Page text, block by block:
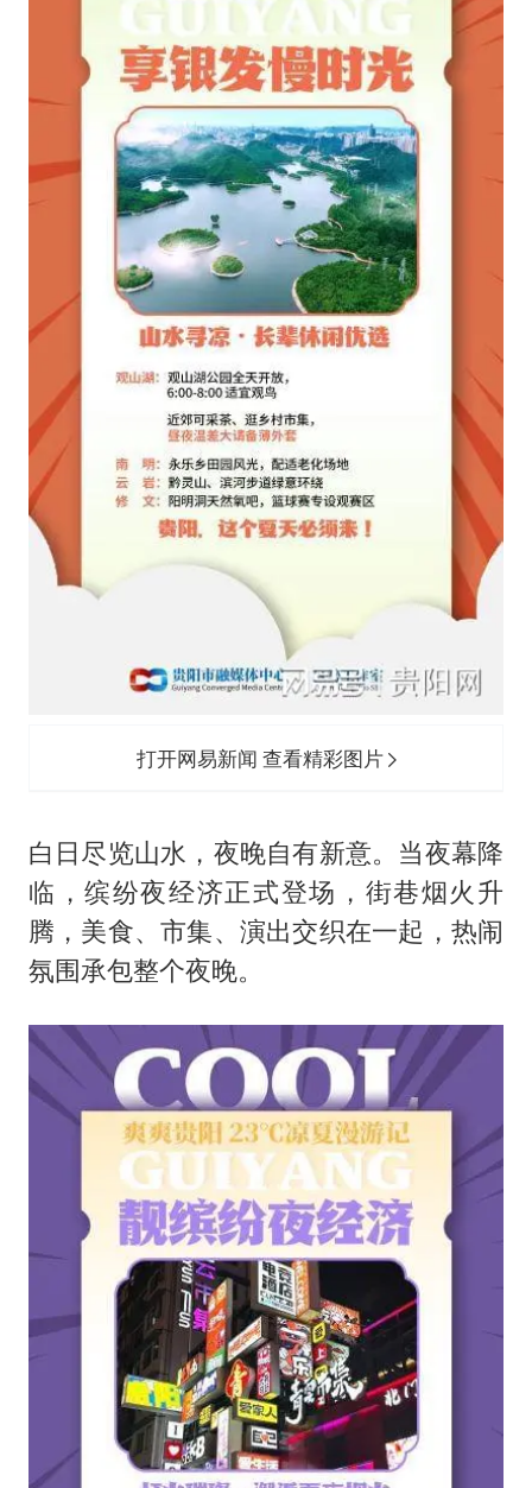
打开网易新闻 查看精彩图片
白日尽览山水，夜晚自有新意。当夜幕降
临，缤纷夜经济正式登场，街巷烟火升
腾，美食、市集、演出交织在一起，热闹
氛围承包整个夜晚。